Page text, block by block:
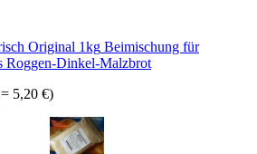
Original 1kg Beimischung für
Roggen-Dinkel-Malzbrot
5,20 €)